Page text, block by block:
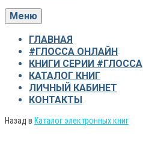
Меню
ГЛАВНАЯ
#ГЛОССА ОНЛАЙН
КНИГИ СЕРИИ #ГЛОССА
КАТАЛОГ КНИГ
ЛИЧНЫЙ КАБИНЕТ
КОНТАКТЫ
Назад в Каталог электронных книг